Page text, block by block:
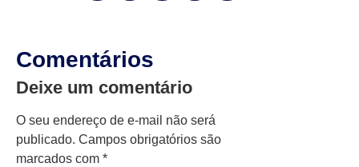
Comentários
Deixe um comentário
O seu endereço de e-mail não será
publicado. Campos obrigatórios são
marcados com *